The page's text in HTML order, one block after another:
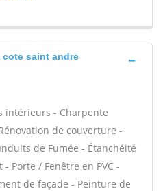
cote saint andre
intérieurs - Charpente
de couverture -
de Fumée - Étanchéité
Porte / Fenêtre en PVC -
de façade - Peinture de